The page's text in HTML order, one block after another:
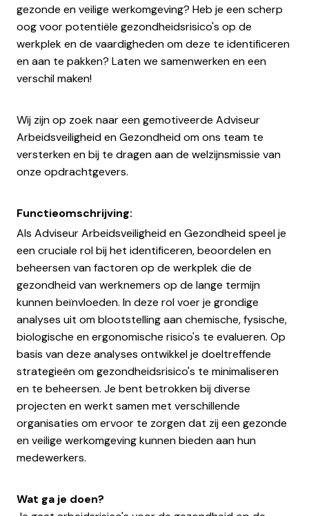
gezonde en veilige werkomgeving? Heb je een scherp
oog voor potentiële gezondheidsrisico's op de
werkplek en de vaardigheden om deze te identificeren
en aan te pakken? Laten we samenwerken en een
verschil maken!
Wij zijn op zoek naar een gemotiveerde Adviseur
Arbeidsveiligheid en Gezondheid om ons team te
versterken en bij te dragen aan de welzijnsmissie van
onze opdrachtgevers.
Functieomschrijving:
Als Adviseur Arbeidsveiligheid en Gezondheid speel je
een cruciale rol bij het identificeren, beoordelen en
beheersen van factoren op de werkplek die de
gezondheid van werknemers op de lange termijn
kunnen beïnvloeden. In deze rol voer je grondige
analyses uit om blootstelling aan chemische, fysische,
biologische en ergonomische risico's te evalueren. Op
basis van deze analyses ontwikkel je doeltreffende
strategieën om gezondheidsrisico's te minimaliseren
en te beheersen. Je bent betrokken bij diverse
projecten en werkt samen met verschillende
organisaties om ervoor te zorgen dat zij een gezonde
en veilige werkomgeving kunnen bieden aan hun
medewerkers.
Wat ga je doen?